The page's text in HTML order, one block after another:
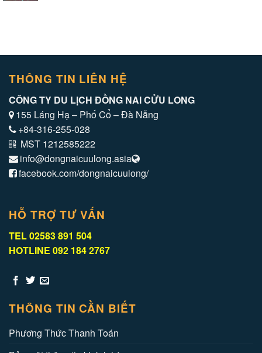
THÔNG TIN LIÊN HỆ
CÔNG TY DU LỊCH ĐỒNG NAI CỬU LONG
155 Láng Hạ – Phố Cổ – Đà Nẵng
+84-316-255-028
MST 1212585222
info@dongnaicuulong.asia
facebook.com/dongnaicuulong/
HỖ TRỢ TƯ VẤN
TEL 02583 891 504
HOTLINE 092 184 2767
THÔNG TIN CẦN BIẾT
Phương Thức Thanh Toán